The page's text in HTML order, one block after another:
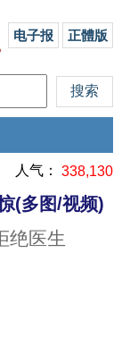
电子报 正體版
人气： 338,130
(多图/视频)
绝医生